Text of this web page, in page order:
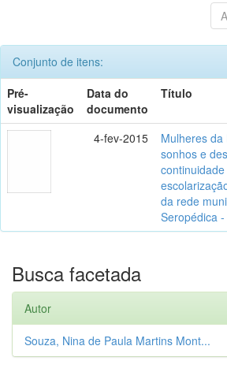
Conjunto de itens:
Pré-
visualização
Data do
documento
Título
4-fev-2015
Mulheres da
sonhos e
continuidade
da rede
Seropédica -
Busca facetada
Autor
Souza, Nina de Paula Martins Mont...